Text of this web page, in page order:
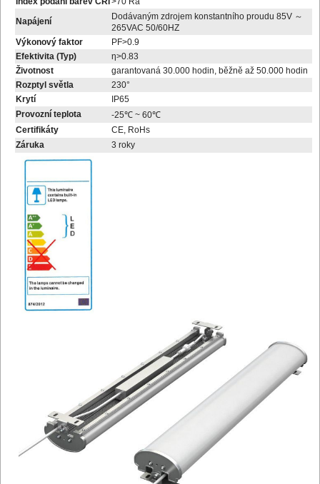
Napájení
Dodávaným zdrojem konstantního proudu 85V ～
265VAC 50/60HZ
Výkonový faktor
PF>0.9
Efektivita (Typ)
η>0.83
Životnost
garantovaná 30.000 hodin, běžně až 50.000 hodin
Rozptyl světla
230°
Krytí
IP65
Provozní teplota
-25℃ ~ 60℃
Certifikáty
CE, RoHs
Záruka
3 roky